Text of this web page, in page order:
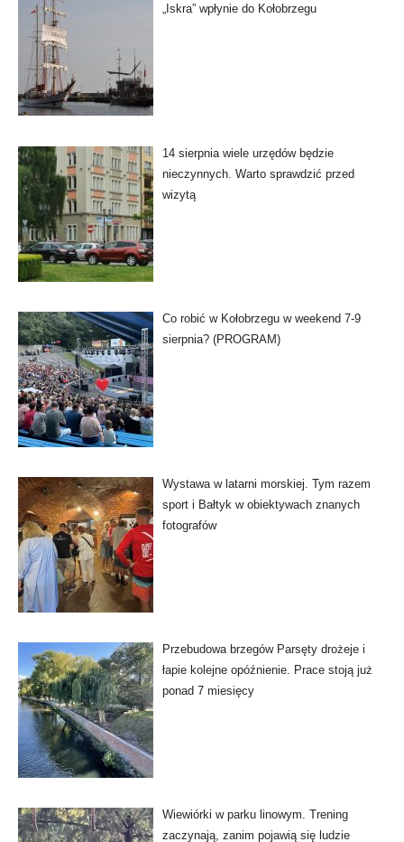
„Iskra” wpłynie do Kołobrzegu
14 sierpnia wiele urzędów będzie
nieczynnych. Warto sprawdzić przed
wizytą
Co robić w Kołobrzegu w weekend 7-9
sierpnia? (PROGRAM)
Wystawa w latarni morskiej. Tym razem
sport i Bałtyk w obiektywach znanych
fotografów
Przebudowa brzegów Parsęty drożeje i
łapie kolejne opóźnienie. Prace stoją już
ponad 7 miesięcy
Wiewiórki w parku linowym. Trening
zaczynają, zanim pojawią się ludzie